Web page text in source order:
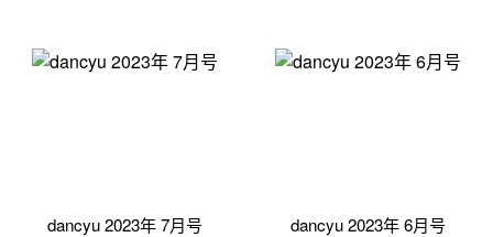
dancyu 2023年 7月号 dancyu 2023年 6月号